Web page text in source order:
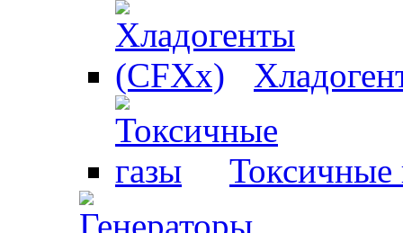
Токсичные